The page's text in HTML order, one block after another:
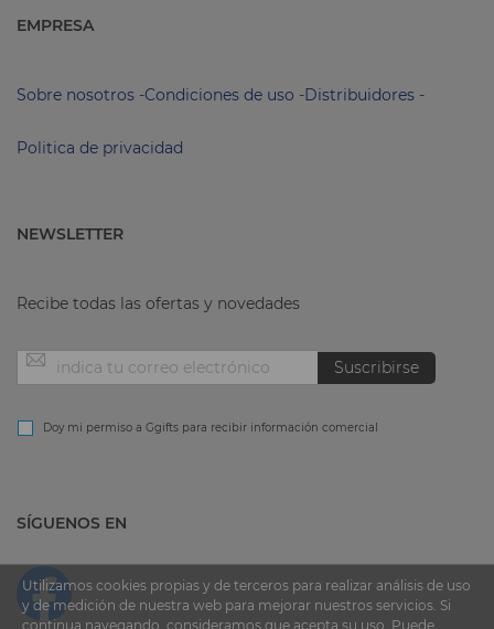
EMPRESA
Sobre nosotros -Condiciones de uso -Distribuidores -
Politica de privacidad
NEWSLETTER
Recibe todas las ofertas y novedades
Inscríbase
a
boletín
de
Suscribirse
Doy mi permiso a Ggifts para recibir información comercial
SÍGUENOS EN
Utilizamos cookies propias y de terceros para realizar análisis de uso
y de medición de nuestra web para mejorar nuestros servicios. Si
continua navegando, consideramos que acepta su uso. Puede